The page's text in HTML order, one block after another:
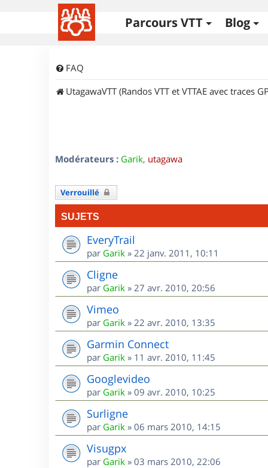
Parcours VTT Blog
FAQ
UtagawaVTT (Randos VTT et VTTAE avec traces
Modérateurs : Garik, utagawa
Verrouillé
SUJETS
EveryTrail
par Garik » 22 janv. 2011, 10:11
Cligne
par Garik » 27 avr. 2010, 20:56
Vimeo
par Garik » 22 avr. 2010, 13:35
Garmin Connect
par Garik » 11 avr. 2010, 11:45
Googlevideo
par Garik » 09 avr. 2010, 10:25
Surligne
par Garik » 06 mars 2010, 14:15
Visugpx
par Garik » 03 mars 2010, 22:06